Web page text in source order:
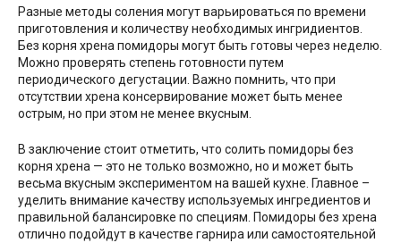
Разные методы соления могут варьироваться по времени
приготовления и количеству необходимых ингридиентов.
Без корня хрена помидоры могут быть готовы через неделю.
Можно проверять степень готовности путем
периодического дегустации. Важно помнить, что при
отсутствии хрена консервирование может быть менее
острым, но при этом не менее вкусным.
В заключение стоит отметить, что солить помидоры без
корня хрена — это не только возможно, но и может быть
весьма вкусным экспериментом на вашей кухне. Главное –
уделить внимание качеству используемых ингредиентов и
правильной балансировке по специям. Помидоры без хрена
отлично подойдут в качестве гарнира или самостоятельной